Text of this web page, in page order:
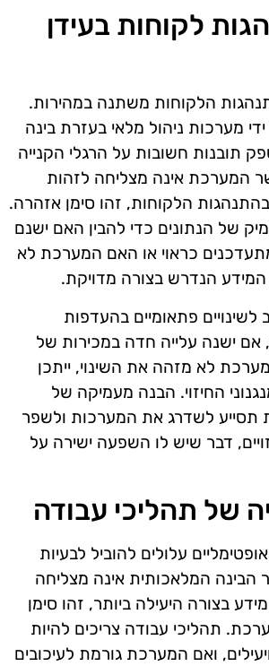
לקוחות בעידן
הלקוחות משתנה במהירות.
מערכות ניהול מלאי בעזרת בינה
תובנות חשובות על הרגלי הקנייה
המערכת אינה מצליחה לזהות
בהתנהגות הלקוחות, זהו סימן אזהרה.
של הנתונים כדי להבין האם ישנם
כראוי או האם המערכת לא
הנדרש בצורה מדויקת.
לשינויים פתאומיים בהעדפות
אם ישנה עלייה חדה במכירות של
לא מזהה את השינוי, ייתכן
החיזוי. הבנה מעמיקה של
תסייע לשדרג את המערכות ולשפר
דבר שיש לו השפעה ישירה על
של תהליכי עבודה
עלולים להוביל לבעיות
הבינה המלאכותית אינה מצליחה
בצורה היעילה ביותר, זהו סימן
תהליכי עבודה צריכים להיות
ואם המערכת גורמת לעיכובים